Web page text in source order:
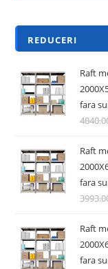
REDUCERI
Raft
fara
Raft
fara
Raft
fara